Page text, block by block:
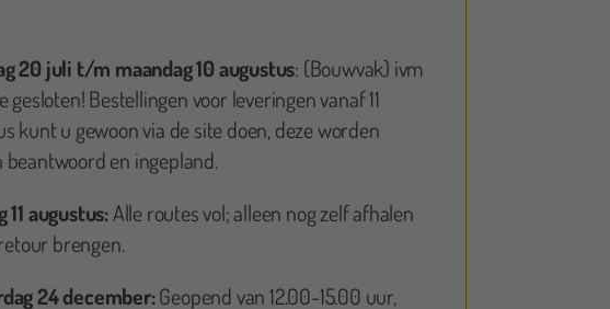
20 juli t/m maandag 10 augustus: (Bouwvak) ivm
gesloten! Bestellingen voor leveringen vanaf 11
kunt u gewoon via de site doen, deze worden
beantwoord en ingepland.
11 augustus:Alle routes vol; alleen nog zelf afhalen
brengen.
24 december:Geopend van 12.00-15.00 uur,
meehelpen